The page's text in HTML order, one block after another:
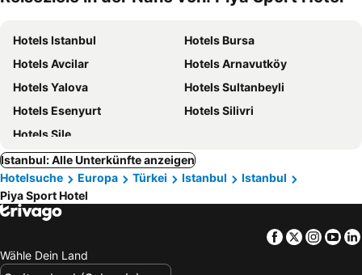
Hotels Istanbul
Hotels Bursa
Hotels Avcilar
Hotels Arnavutköy
Hotels Yalova
Hotels Sultanbeyli
Hotels Esenyurt
Hotels Silivri
Hotels Şile
Istanbul: Alle Unterkünfte anzeigen
Hotelsuche
Europa Türkei Istanbul
Istanbul
Piya Sport Hotel
Facebook
Twitter
Wähle Dein Land